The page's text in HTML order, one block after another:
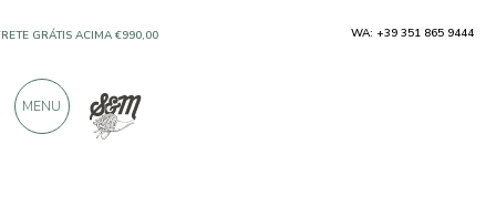
GRÁTIS ACIMA €990,00
PRODUTOS DE EXCELENTES
WA: +39 351 865 9444
MENU